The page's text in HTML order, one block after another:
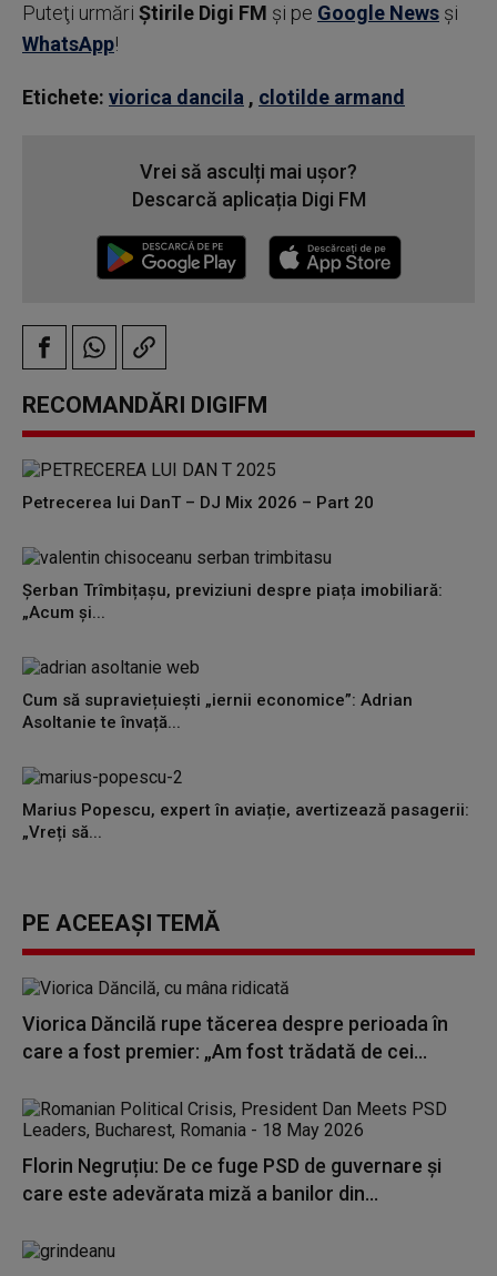
Puteţi urmări Știrile Digi FM şi pe Google News şi
WhatsApp!
Etichete: viorica dancila , clotilde armand
Vrei să asculți mai ușor?
Descarcă aplicația Digi FM
RECOMANDĂRI DIGIFM
Petrecerea lui DanT – DJ Mix 2026 – Part 20
Șerban Trîmbițașu, previziuni despre piața imobiliară:
„Acum și...
Cum să supraviețuiești „iernii economice”: Adrian
Asoltanie te învață...
Marius Popescu, expert în aviație, avertizează pasagerii:
„Vreți să...
PE ACEEAȘI TEMĂ
Viorica Dăncilă rupe tăcerea despre perioada în
care a fost premier: „Am fost trădată de cei...
Florin Negruțiu: De ce fuge PSD de guvernare și
care este adevărata miză a banilor din...